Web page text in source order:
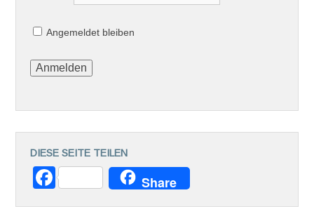
Angemeldet bleiben
DIESE SEITE TEILEN
FacebookShare